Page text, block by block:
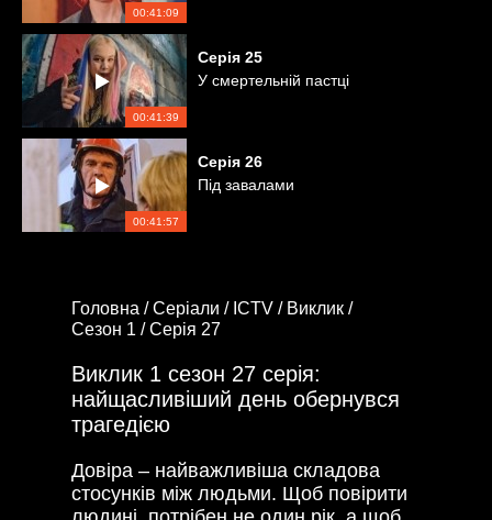
00:41:09
00:41:39
Серія 25
У смертельній пастці
00:41:57
Серія 26
Під завалами
Головна /Серіали / ICTV / Виклик /
Сезон 1 /Серія 27
Виклик 1 сезон 27 серія:
найщасливіший день обернувся
трагедією
Довіра – найважливіша складова
стосунків між людьми. Щоб повірити